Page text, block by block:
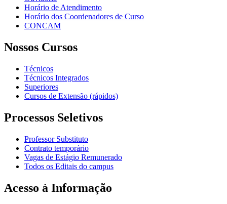
Horário de Atendimento
Horário dos Coordenadores de Curso
CONCAM
Nossos Cursos
Técnicos
Técnicos Integrados
Superiores
Cursos de Extensão (rápidos)
Processos Seletivos
Professor Substituto
Contrato temporário
Vagas de Estágio Remunerado
Todos os Editais do campus
Acesso à Informação